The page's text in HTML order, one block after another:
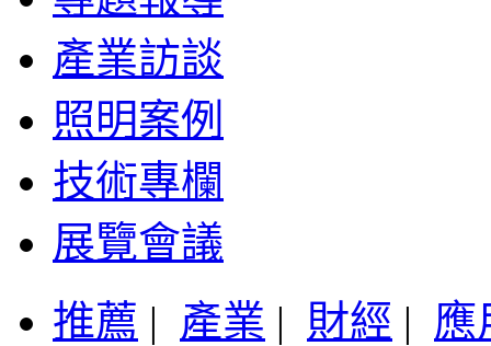
產業訪談
照明案例
技術專欄
展覽會議
推薦 | 產業 | 財經 | 應